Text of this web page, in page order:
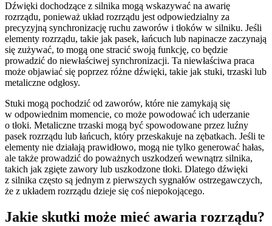
Dźwięki dochodzące z silnika mogą wskazywać na awarię
rozrządu, ponieważ układ rozrządu jest odpowiedzialny za
precyzyjną synchronizację ruchu zaworów i tłoków w silniku. Jeśli
elementy rozrządu, takie jak pasek, łańcuch lub napinacze zaczynają
się zużywać, to mogą one stracić swoją funkcję, co będzie
prowadzić do niewłaściwej synchronizacji. Ta niewłaściwa praca
może objawiać się poprzez różne dźwięki, takie jak stuki, trzaski lub
metaliczne odgłosy.
Stuki mogą pochodzić od zaworów, które nie zamykają się
w odpowiednim momencie, co może powodować ich uderzanie
o tłoki. Metaliczne trzaski mogą być spowodowane przez luźny
pasek rozrządu lub łańcuch, który przeskakuje na zębatkach. Jeśli te
elementy nie działają prawidłowo, mogą nie tylko generować hałas,
ale także prowadzić do poważnych uszkodzeń wewnątrz silnika,
takich jak zgięte zawory lub uszkodzone tłoki. Dlatego dźwięki
z silnika często są jednym z pierwszych sygnałów ostrzegawczych,
że z układem rozrządu dzieje się coś niepokojącego.
Jakie skutki może mieć awaria rozrządu?